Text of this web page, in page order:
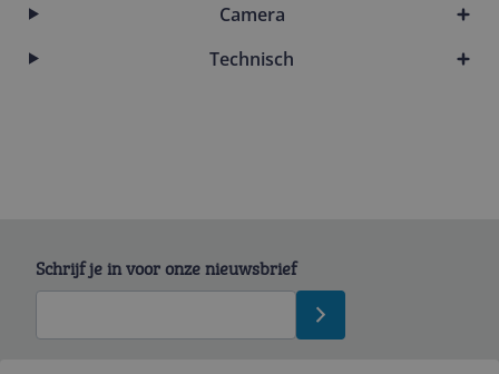
Camera
Technisch
Schrijf je in voor onze nieuwsbrief